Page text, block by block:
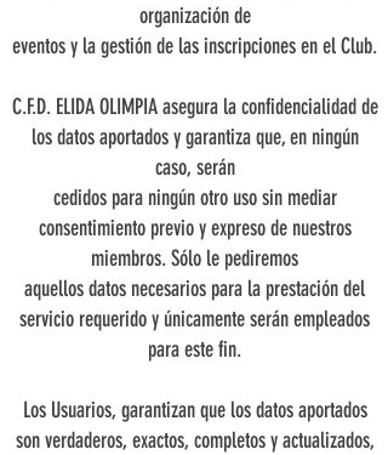
organización de
eventos y la gestión de las inscripciones en el Club.
C.F.D. ELIDA OLIMPIA asegura la confidencialidad de
los datos aportados y garantiza que, en ningún
caso, serán
cedidos para ningún otro uso sin mediar
consentimiento previo y expreso de nuestros
miembros. Sólo le pediremos
aquellos datos necesarios para la prestación del
servicio requerido y únicamente serán empleados
para este fin.
Los Usuarios, garantizan que los datos aportados
son verdaderos, exactos, completos y actualizados,